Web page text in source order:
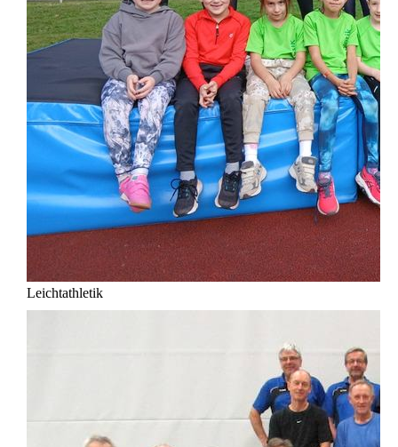
Leichtathletik